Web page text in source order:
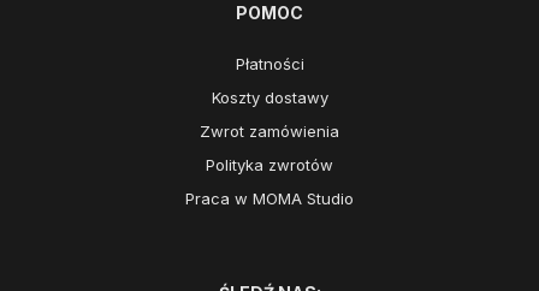
POMOC
Płatności
Koszty dostawy
Zwrot zamówienia
Polityka zwrotów
Praca w MOMA Studio